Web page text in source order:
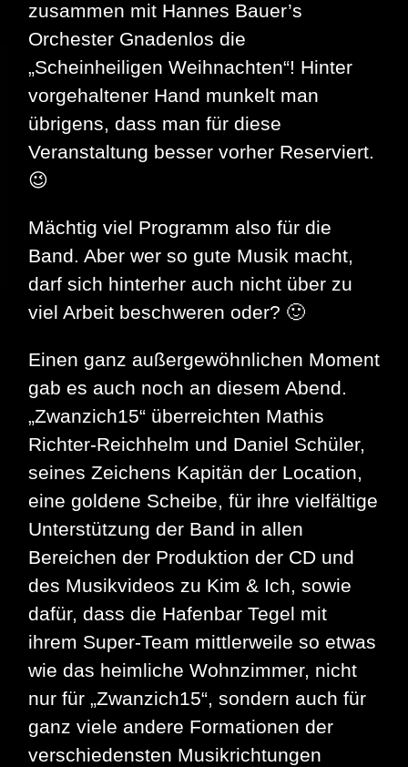
zusammen mit Hannes Bauer’s
Orchester Gnadenlos die
„Scheinheiligen Weihnachten“! Hinter
vorgehaltener Hand munkelt man
übrigens, dass man für diese
Veranstaltung besser vorher Reserviert.
😉
Mächtig viel Programm also für die
Band. Aber wer so gute Musik macht,
darf sich hinterher auch nicht über zu
viel Arbeit beschweren oder? 🙂
Einen ganz außergewöhnlichen Moment
gab es auch noch an diesem Abend.
„Zwanzich15“ überreichten Mathis
Richter-Reichhelm und Daniel Schüler,
seines Zeichens Kapitän der Location,
eine goldene Scheibe, für ihre vielfältige
Unterstützung der Band in allen
Bereichen der Produktion der CD und
des Musikvideos zu Kim & Ich, sowie
dafür, dass die Hafenbar Tegel mit
ihrem Super-Team mittlerweile so etwas
wie das heimliche Wohnzimmer, nicht
nur für „Zwanzich15“, sondern auch für
ganz viele andere Formationen der
verschiedensten Musikrichtungen